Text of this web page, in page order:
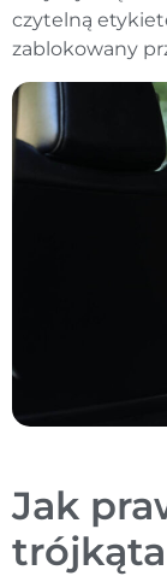
czytelną
zablokowany
Jak